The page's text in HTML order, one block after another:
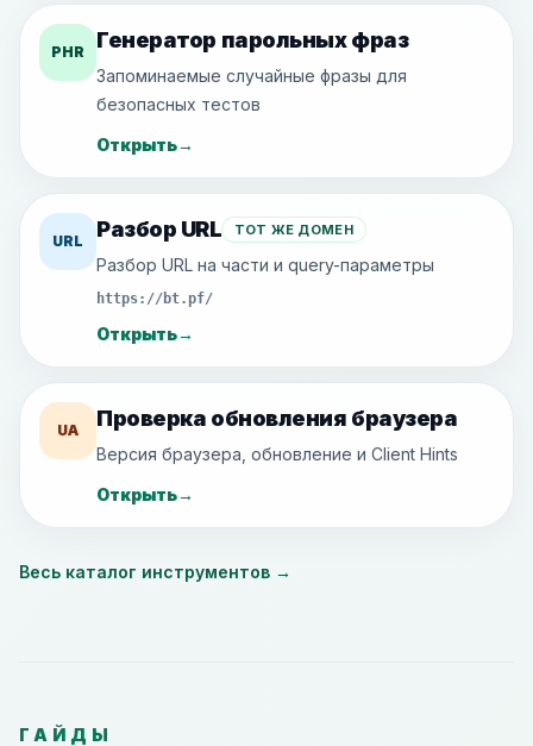
PHR Генератор парольных фраз
Запоминаемые случайные фразы для
безопасных тестов
Открыть→
URL Разбор URL ТОТ ЖЕ ДОМЕН
Разбор URL на части и query-параметры
https://bt.pf/
Открыть→
UA Проверка обновления браузера
Версия браузера, обновление и Client Hints
Открыть→
Весь каталог инструментов →
ГАЙДЫ